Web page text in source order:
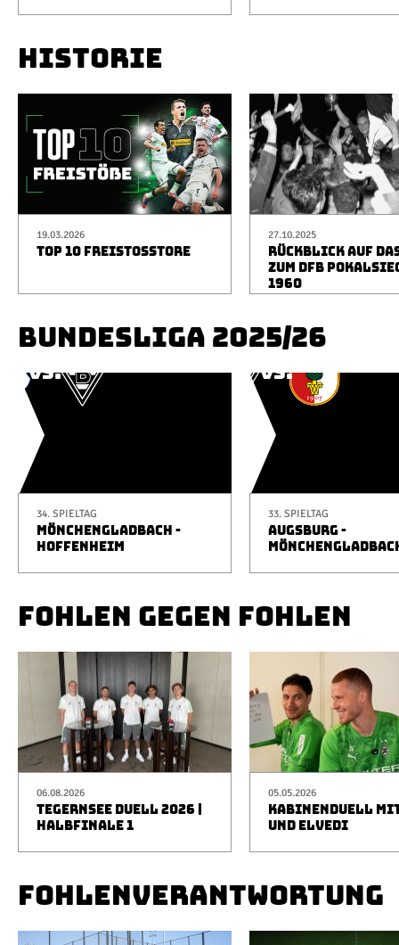
HISTORIE
19.03.2026
TOP 10 FREISTOSSTORE
27.10.2025
RÜCKBLICK AUF
ZUM DFB
1960
BUNDESLIGA 2025/26
34. SPIELTAG
MÖNCHENGLADBACH -
HOFFENHEIM
33. SPIELTAG
AUGSBURG -
FOHLEN GEGEN FOHLEN
06.08.2026
TEGERNSEE DUELL 2026 |
HALBFINALE 1
05.05.2026
KABINENDUELL
UND ELVEDI
FOHLENVERANTWORTUNG